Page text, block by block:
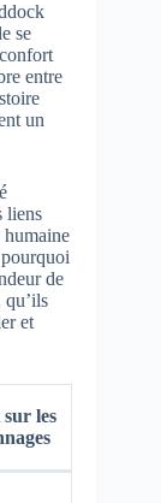
se
entre
un
liens
humaine
de
qu’ils
et
les